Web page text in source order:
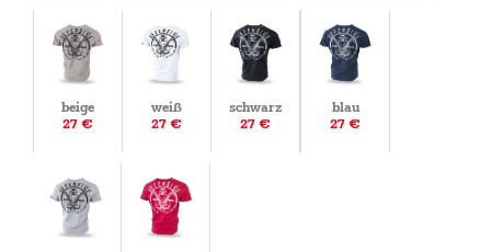
beige
27 €
weiß
27 €
schwarz
27 €
blau
27 €